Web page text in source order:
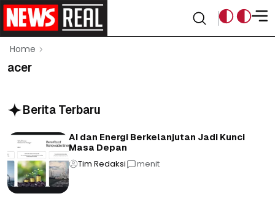
Home
acer
Berita Terbaru
AI dan Energi Berkelanjutan Jadi Kunci
Masa Depan
Tim Redaksi menit